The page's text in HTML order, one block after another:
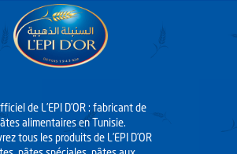
de L’EPI D’OR : fabricant de
alimentaires en Tunisie.
tous les produits de L’EPI D’OR